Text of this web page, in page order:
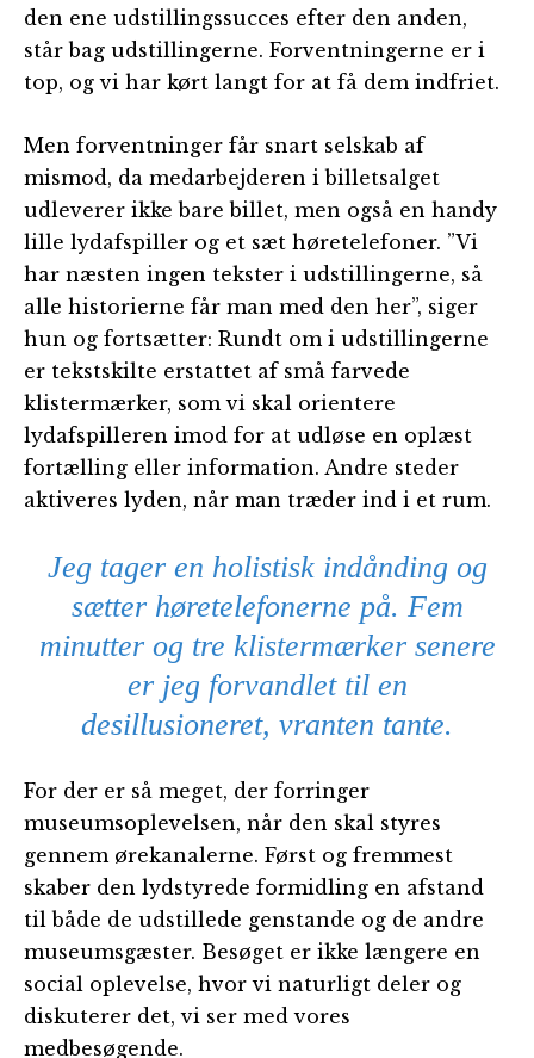
den ene udstillingssucces efter den anden,
står bag udstillingerne. Forventningerne er i
top, og vi har kørt langt for at få dem indfriet.
Men forventninger får snart selskab af
mismod, da medarbejderen i billetsalget
udleverer ikke bare billet, men også en handy
lille lydafspiller og et sæt høretelefoner. ”Vi
har næsten ingen tekster i udstillingerne, så
alle historierne får man med den her”, siger
hun og fortsætter: Rundt om i udstillingerne
er tekstskilte erstattet af små farvede
klistermærker, som vi skal orientere
lydafspilleren imod for at udløse en oplæst
fortælling eller information. Andre steder
aktiveres lyden, når man træder ind i et rum.
Jeg tager en holistisk indånding og
sætter høretelefonerne på. Fem
minutter og tre klistermærker senere
er jeg forvandlet til en
desillusioneret, vranten tante.
For der er så meget, der forringer
museumsoplevelsen, når den skal styres
gennem ørekanalerne. Først og fremmest
skaber den lydstyrede formidling en afstand
til både de udstillede genstande og de andre
museumsgæster. Besøget er ikke længere en
social oplevelse, hvor vi naturligt deler og
diskuterer det, vi ser med vores
medbesøgende.